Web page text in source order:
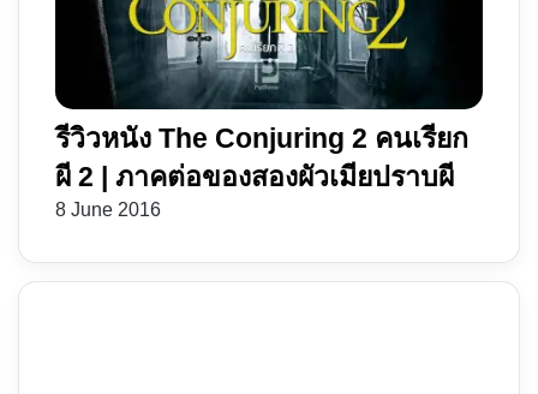
รีวิวหนัง The Conjuring 2 คนเรียก
ผี 2 | ภาคต่อของสองผัวเมียปราบผี
8 June 2016